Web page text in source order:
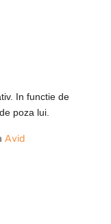
In functie de
poza lui.
Avid